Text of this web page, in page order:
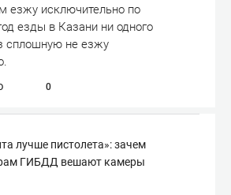
езжу исключительно по
езды в Казани ни одного
сплошную не езжу
0
лучше пистолета»: зачем
ГИБДД вешают камеры